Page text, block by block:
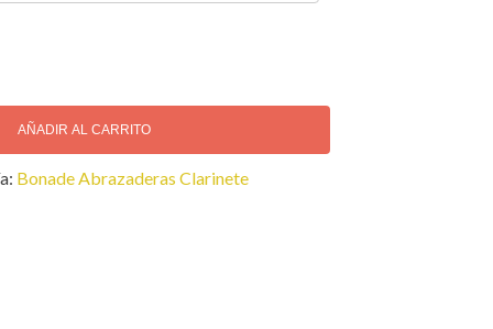
AÑADIR AL CARRITO
Bonade Abrazaderas Clarinete